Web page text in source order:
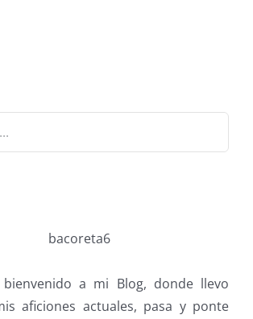
a mi Blog, donde llevo
aficiones actuales, pasa y ponte